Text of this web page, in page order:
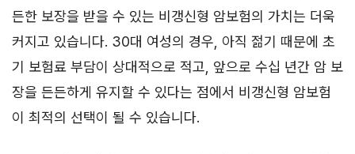
든한 보장을 받을 수 있는 비갱신형 암보험의 가치는 더욱
커지고 있습니다. 30대 여성의 경우, 아직 젊기 때문에 초
기 보험료 부담이 상대적으로 적고, 앞으로 수십 년간 암 보
장을 든든하게 유지할 수 있다는 점에서 비갱신형 암보험
이 최적의 선택이 될 수 있습니다.